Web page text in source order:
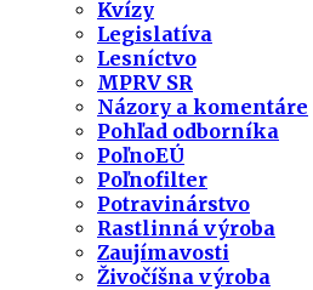
Kvízy
Legislatíva
Lesníctvo
MPRV SR
Názory a komentáre
Pohľad odborníka
PoľnoEÚ
Poľnofilter
Potravinárstvo
Rastlinná výroba
Zaujímavosti
Živočíšna výroba